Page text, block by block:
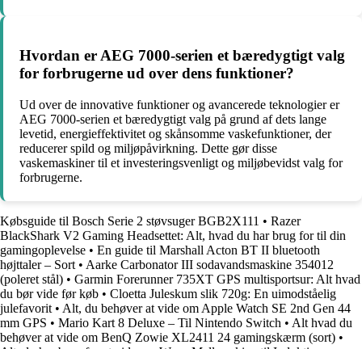
Hvordan er AEG 7000-serien et bæredygtigt valg
for forbrugerne ud over dens funktioner?
Ud over de innovative funktioner og avancerede teknologier er
AEG 7000-serien et bæredygtigt valg på grund af dets lange
levetid, energieffektivitet og skånsomme vaskefunktioner, der
reducerer spild og miljøpåvirkning. Dette gør disse
vaskemaskiner til et investeringsvenligt og miljøbevidst valg for
forbrugerne.
Købsguide til Bosch Serie 2 støvsuger BGB2X111 • Razer
BlackShark V2 Gaming Headsettet: Alt, hvad du har brug for til din
gamingoplevelse • En guide til Marshall Acton BT II bluetooth
højttaler – Sort • Aarke Carbonator III sodavandsmaskine 354012
(poleret stål) • Garmin Forerunner 735XT GPS multisportsur: Alt hvad
du bør vide før køb • Cloetta Juleskum slik 720g: En uimodståelig
julefavorit • Alt, du behøver at vide om Apple Watch SE 2nd Gen 44
mm GPS • Mario Kart 8 Deluxe – Til Nintendo Switch • Alt hvad du
behøver at vide om BenQ Zowie XL2411 24 gamingskærm (sort) •